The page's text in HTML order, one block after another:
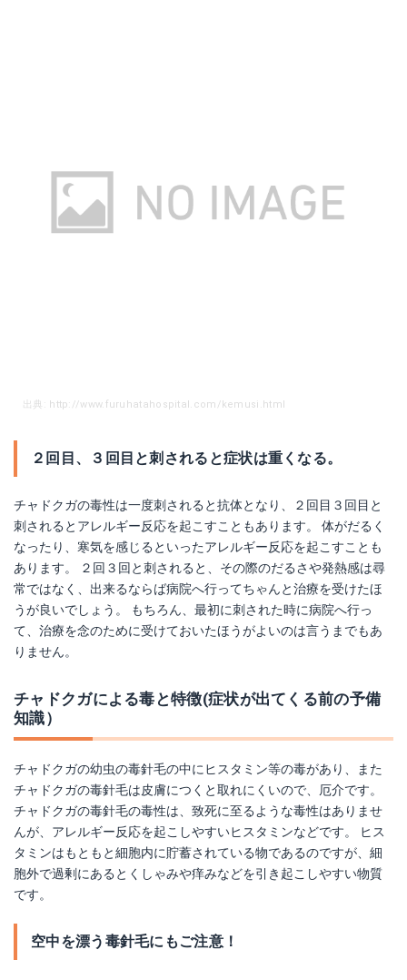
出典: http://www.furuhatahospital.com/kemusi.html
２回目、３回目と刺されると症状は重くなる。
チャドクガの毒性は一度刺されると抗体となり、２回目３回目と
刺されるとアレルギー反応を起こすこともあります。 体がだるく
なったり、寒気を感じるといったアレルギー反応を起こすことも
あります。 ２回３回と刺されると、その際のだるさや発熱感は尋
常ではなく、出来るならば病院へ行ってちゃんと治療を受けたほ
うが良いでしょう。 もちろん、最初に刺された時に病院へ行っ
て、治療を念のために受けておいたほうがよいのは言うまでもあ
りません。
チャドクガによる毒と特徴(症状が出てくる前の予備
知識）
チャドクガの幼虫の毒針毛の中にヒスタミン等の毒があり、また
チャドクガの毒針毛は皮膚につくと取れにくいので、厄介です。
チャドクガの毒針毛の毒性は、致死に至るような毒性はありませ
んが、アレルギー反応を起こしやすいヒスタミンなどです。 ヒス
タミンはもともと細胞内に貯蓄されている物であるのですが、細
胞外で過剰にあるとくしゃみや痒みなどを引き起こしやすい物質
です。
空中を漂う毒針毛にもご注意！